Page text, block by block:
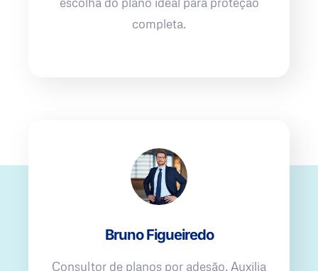
completa.
Bruno Figueiredo
Consultor de planos por adesão. Auxilia